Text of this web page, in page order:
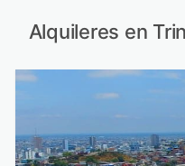
Alquileres en